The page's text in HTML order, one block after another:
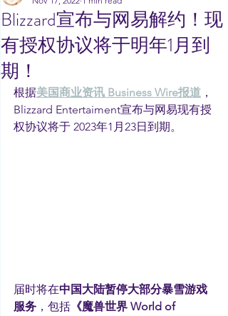
Blizzard宣布与网易解约！现
有授权协议将于明年1月到
期！
根据美国商业资讯 Business Wire报道 ，
Blizzard Entertaiment宣布与网易现有授
权协议将于 2023年1月23日到期。
届时将在中国大陆暂停大部分暴雪游戏
服务 ，包括 《魔兽世界 World of